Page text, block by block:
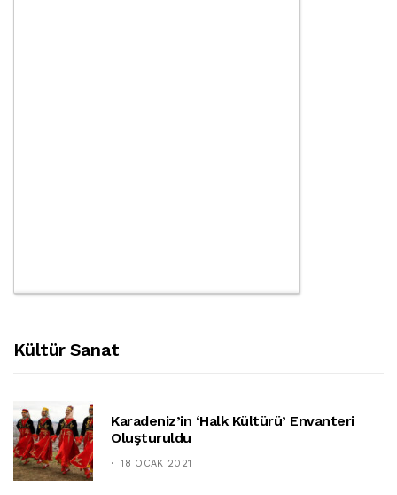
Kültür Sanat
Karadeniz’in ‘halk Kültürü’ Envanteri
Oluşturuldu
18 OCAK 2021